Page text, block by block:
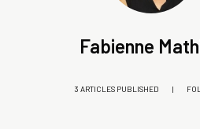
Fabienne
3 ARTICLES PUBLISHED |